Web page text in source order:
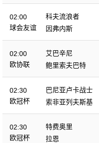
02:00
球会友谊
科夫流浪者
因弗内斯
02:00
欧协联
艾巴辛尼
鲍里索夫巴特
02:30
欧冠杯
巴尼亚卢卡战士
索非亚列夫斯基
02:30
欧冠杯
特费奥里
拉恩